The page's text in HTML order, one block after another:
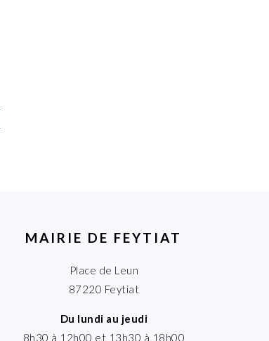
MAIRIE DE FEYTIAT
Place de Leun
87220 Feytiat
Du lundi au jeudi
8h30 à 12h00 et 13h30 à 18h00